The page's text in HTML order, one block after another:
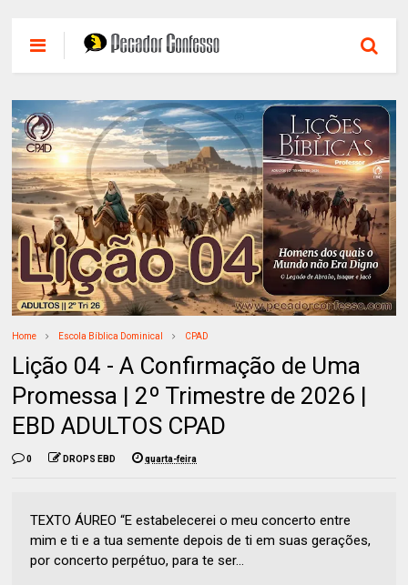
Home Escola Bíblica Dominical CPAD
Lição 04 - A Confirmação de Uma
Promessa | 2º Trimestre de 2026 |
EBD ADULTOS CPAD
0 DROPS EBD quarta-feira
TEXTO ÁUREO “E estabelecerei o meu concerto entre
mim e ti e a tua semente depois de ti em suas gerações,
por concerto perpétuo, para te ser...